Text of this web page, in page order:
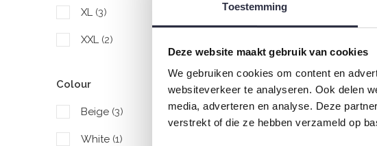
Toestemming
Deze website maakt gebruik van cookies
We gebruiken cookies om content en
websiteverkeer te analyseren. Ook delen
media, adverteren en analyse. Deze
verstrekt of die ze hebben verzameld op
Charlie Choe
Homewear Set
€34,99
€69,99
XL (3)
XXL (2)
Colour
Beige (3)
White (1)